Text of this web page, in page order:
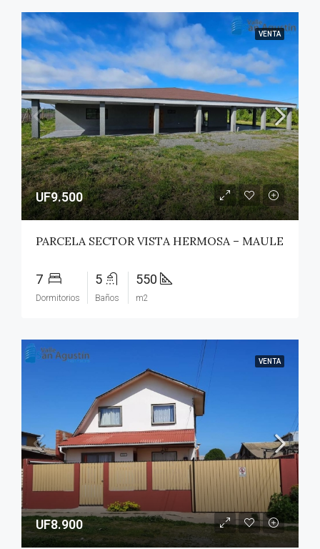
VENTA
UF9.500
PARCELA SECTOR VISTA HERMOSA – MAULE
7
Dormitorios
5
Baños
550
m2
VENTA
UF8.900